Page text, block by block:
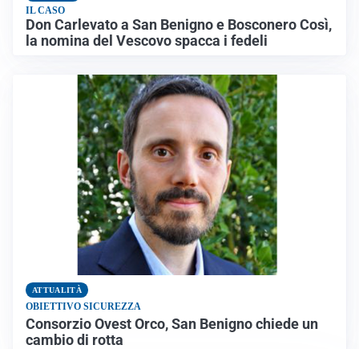
IL CASO
Don Carlevato a San Benigno e Bosconero Così,
la nomina del Vescovo spacca i fedeli
ATTUALITÀ
OBIETTIVO SICUREZZA
Consorzio Ovest Orco, San Benigno chiede un
cambio di rotta